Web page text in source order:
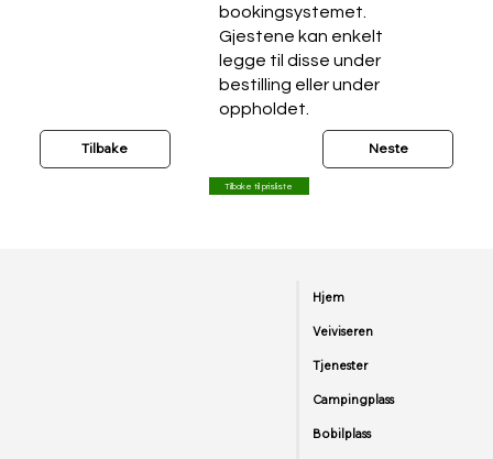
bookingsystemet.
Gjestene kan enkelt
legge til disse under
bestilling eller under
oppholdet.
Tilbake
Tilbake til prisliste
Neste
Hjem
Veiviseren
Tjenester
Campingplass
Bobilplass